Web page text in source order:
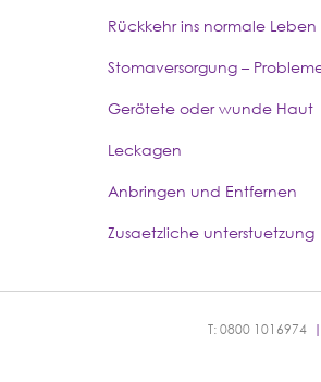
Rückkehr ins normale Leben
Stomaversorgung –
Gerötete oder wunde Haut
Leckagen
Anbringen und Entfernen
Zusaetzliche unterstuetzung
T: 0800 1016974 |